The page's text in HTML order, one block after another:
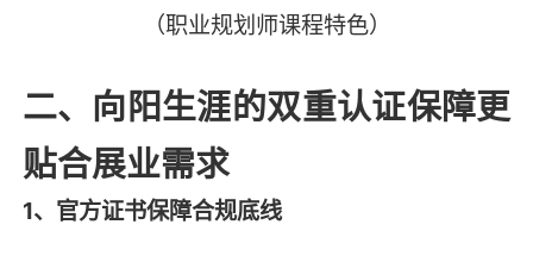
（职业规划师课程特色）
二、向阳生涯的双重认证保障更
贴合展业需求
1、官方证书保障合规底线